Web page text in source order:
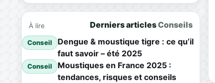
À lire Derniers articlesConseils
Conseil
Dengue & moustique tigre : ce qu’il
faut savoir – été 2025
Conseil
Moustiques en France 2025 :
tendances, risques et conseils